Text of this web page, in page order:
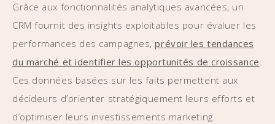
Grâce aux fonctionnalités analytiques avancées, un
CRM fournit des insights exploitables pour évaluer les
performances des campagnes,prévoir les tendances
du marché et identifier les opportunités de croissance.
Ces données basées sur les faits permettent aux
décideurs d’orienter stratégiquement leurs efforts et
d’optimiser leurs investissements marketing.